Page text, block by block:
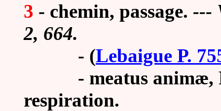
3 - chemin, passage. ---
2, 664.
- (Lebaigue P.
- meatus animæ,
respiration.